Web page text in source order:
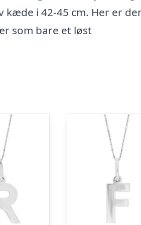
kæde i 42-45 cm. Her er
som bare et løst